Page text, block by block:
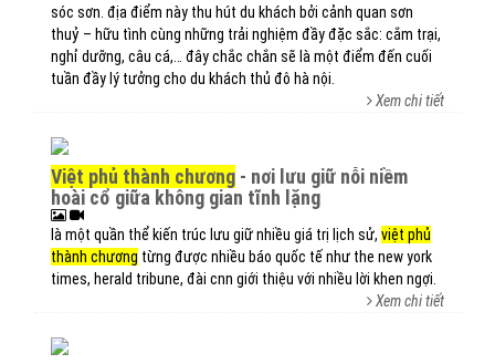
sóc sơn. địa điểm này thu hút du khách bởi cảnh quan sơn
thuỷ – hữu tình cùng những trải nghiệm đầy đặc sắc: cắm trại,
nghỉ dưỡng, câu cá,… đây chắc chắn sẽ là một điểm đến cuối
tuần đầy lý tưởng cho du khách thủ đô hà nội.
Xem chi tiết
việt phủ thành chương - nơi lưu giữ nỗi niềm
hoài cổ giữa không gian tĩnh lặng
là một quần thể kiến trúc lưu giữ nhiều giá trị lịch sử, việt phủ
thành chương từng được nhiều báo quốc tế như the new york
times, herald tribune, đài cnn giới thiệu với nhiều lời khen ngợi.
Xem chi tiết